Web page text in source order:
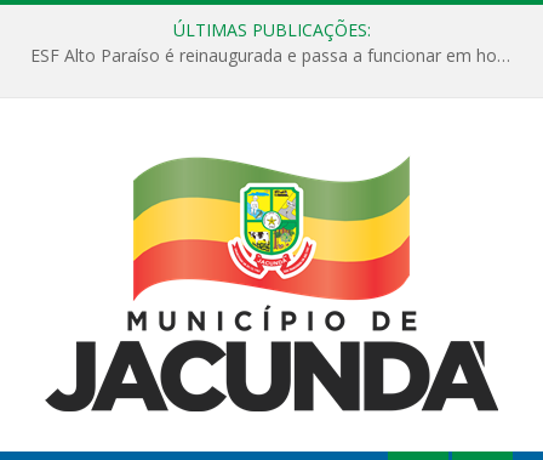
ÚLTIMAS PUBLICAÇÕES:
ESF Alto Paraíso é reinaugurada e passa a funcionar em horário estendido